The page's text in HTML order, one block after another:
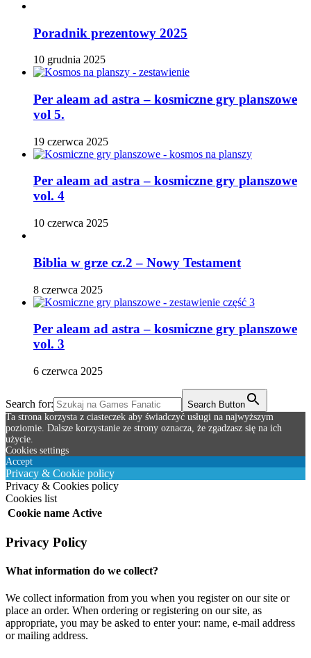
Poradnik prezentowy 2025
10 grudnia 2025
Per aleam ad astra – kosmiczne gry planszowe
vol 5.
19 czerwca 2025
Per aleam ad astra – kosmiczne gry planszowe
vol. 4
10 czerwca 2025
Biblia w grze cz.2 – Nowy Testament
8 czerwca 2025
Per aleam ad astra – kosmiczne gry planszowe
vol. 3
6 czerwca 2025
Search for:
Search Button
Ta strona korzysta z ciasteczek aby świadczyć usługi na najwyższym
poziomie. Dalsze korzystanie ze strony oznacza, że zgadzasz się na ich
użycie.
Cookies settings
Accept
Privacy & Cookie policy
Privacy & Cookies policy
Cookies list
Cookie name Active
Privacy Policy
What information do we collect?
We collect information from you when you register on our site or
place an order. When ordering or registering on our site, as
appropriate, you may be asked to enter your: name, e-mail address
or mailing address.